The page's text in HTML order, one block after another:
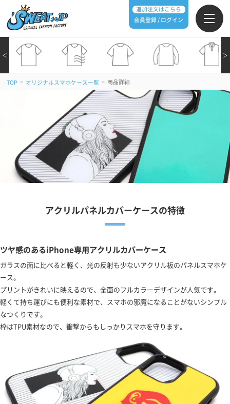
追加注文はこちら
会員登録 / ログイン
＞
＜
TOP > オリジナルスマホケース一覧 > 商品詳細
アクリルパネルカバーケースの特徴
ツヤ感のあるiPhone専用アクリルカバーケース
ガラスの面に比べると軽く、光の反射も少ないアクリル板のパネルスマホケ
ース。
プリントがきれいに映えるので、全面のフルカラーデザインが人気です。
軽くて持ち運びにも便利な素材で、スマホの邪魔になることがないシンプル
なつくりです。
枠はTPU素材なので、衝撃からもしっかりスマホを守ります。